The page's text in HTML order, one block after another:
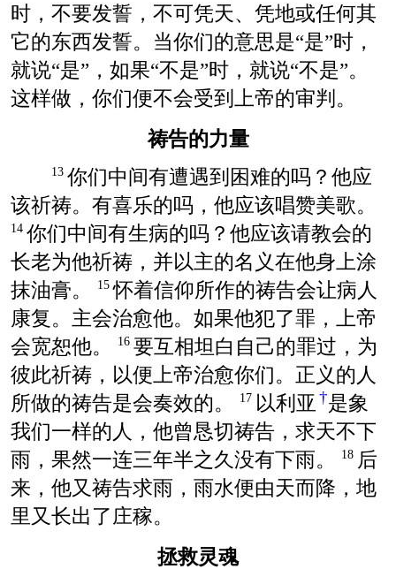
时，不要发誓，不可凭天、凭地或任何其
它的东西发誓。当你们的意思是“是”时，
就说“是”，如果“不是”时，就说“不是”。
这样做，你们便不会受到上帝的审判。
祷告的力量
13 你们中间有遭遇到困难的吗？他应
该祈祷。有喜乐的吗，他应该唱赞美歌。
14 你们中间有生病的吗？他应该请教会的
长老为他祈祷，并以主的名义在他身上涂
抹油膏。
15怀着信仰所作的祷告会让病人
康复。主会治愈他。如果他犯了罪，上帝
会宽恕他。
16 要互相坦白自己的罪过，为
彼此祈祷，以便上帝治愈你们。正义的人
所做的祷告是会奏效的。
17 以利亚 †是象
我们一样的人，他曾恳切祷告，求天不下
雨，果然一连三年半之久没有下雨。
18 后
来，他又祷告求雨，雨水便由天而降，地
里又长出了庄稼。
拯救灵魂